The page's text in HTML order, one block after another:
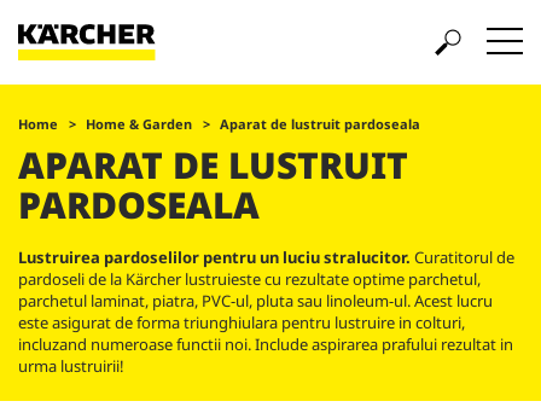
Home Home & Garden Aparat de lustruit pardoseala
APARAT DE LUSTRUIT
PARDOSEALA
Lustruirea pardoselilor pentru un luciu stralucitor. Curatitorul de
pardoseli de la Kärcher lustruieste cu rezultate optime parchetul,
parchetul laminat, piatra, PVC-ul, pluta sau linoleum-ul. Acest lucru
este asigurat de forma triunghiulara pentru lustruire in colturi,
incluzand numeroase functii noi. Include aspirarea prafului rezultat in
urma lustruirii!